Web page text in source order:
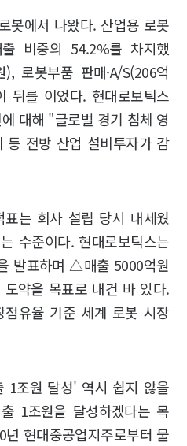
봇에서 나왔다. 산업용 로봇
비중의 54.2%를 차지했
로봇부품 판매·A/S(206억
뒤를 이었다. 현대로보틱스
대해 "글로벌 경기 침체 영
등 전방 산업 설비투자가 감
는 회사 설립 당시 내세웠
수준이다. 현대로보틱스는
발표하며 △매출 5000억원
약을 목표로 내건 바 있다.
점유율 기준 세계 로봇 시장
1조원 달성' 역시 쉽지 않을
1조원을 달성하겠다는 목
현대중공업지주로부터 물